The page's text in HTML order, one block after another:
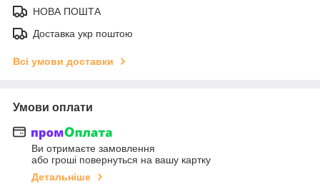
НОВА ПОШТА
Доставка укр поштою
Всі умови доставки
Умови оплати
Ви отримаєте замовлення
або гроші повернуться на вашу картку
Детальніше